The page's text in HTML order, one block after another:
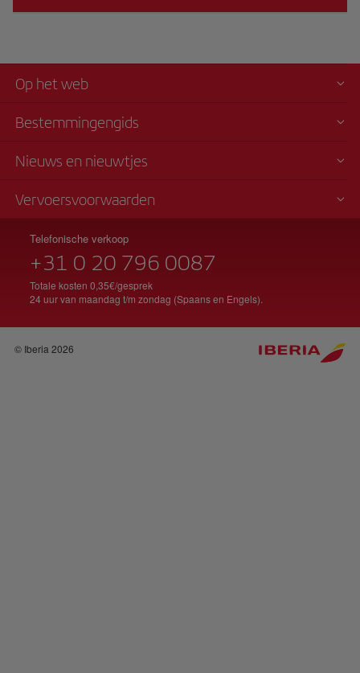
Op het web
Bestemmingengids
Nieuws en nieuwtjes
Vervoersvoorwaarden
Telefonische verkoop
+31 0 20 796 0087
Totale kosten 0,35€/gesprek
24 uur van maandag t/m zondag (Spaans en Engels).
© Iberia 2026